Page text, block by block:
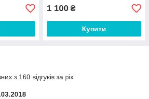
1 100 ₴
Купити
з 160 відгуків за рік